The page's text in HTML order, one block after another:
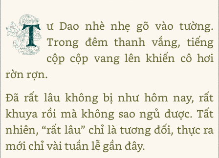
T ư Dao nhè nhẹ gõ vào tường.
Trong đêm thanh vắng, tiếng
cộp cộp vang lên khiến cô hơi
rờn rợn.
Đã rất lâu không bị như hôm nay, rất
khuya rồi mà không sao ngủ được. Tất
nhiên, “rất lâu” chỉ là tương đối, thực ra
mới chỉ vài tuần lễ gần đây.